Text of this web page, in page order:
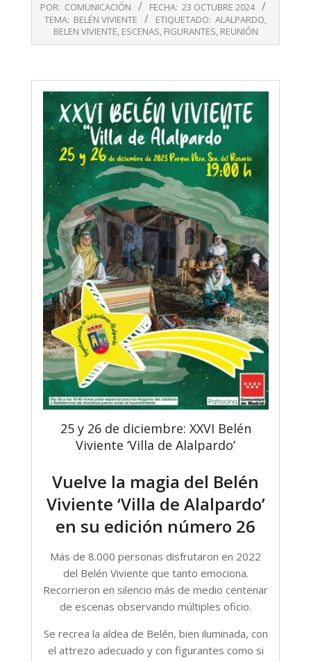
10-
POR: COMUNICACIÓN FECHA: 23 OCTUBRE 2024
TEMA: BELÉN VIVIENTE ETIQUETADO: ALALPARDO,
BELEN VIVIENTE, ESCENAS, FIGURANTES, REUNIÓN
25 y 26 de diciembre: XXVI Belén
Viviente ‘Villa de Alalpardo’
Vuelve la magia del Belén
Viviente ‘Villa de Alalpardo’
en su edición número 26
Más de 8.000 personas disfrutaron en 2022
del Belén Viviente que tanto emociona.
Recorrieron en silencio más de medio centenar
de escenas observando múltiples oficio.
Se recrea la aldea de Belén, bien iluminada, con
el attrezo adecuado y con figurantes como si